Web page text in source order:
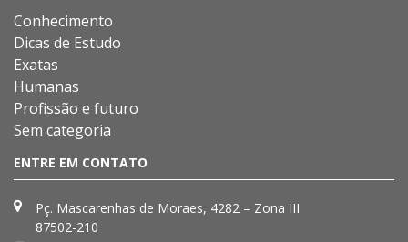
Conhecimento
Dicas de Estudo
Exatas
Humanas
Profissão e futuro
Sem categoria
ENTRE EM CONTATO
Pç. Mascarenhas de Moraes, 4282 – Zona III
87502-210